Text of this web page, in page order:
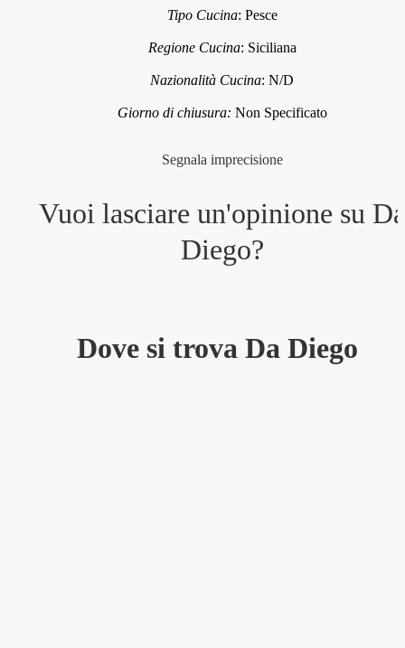
Tipo Cucina: Pesce
Regione Cucina: Siciliana
Nazionalità Cucina:N/D
Giorno di chiusura: Non Specificato
Segnala imprecisione
Vuoi lasciare un'opinione su Da
Diego?
Dove si trova Da Diego